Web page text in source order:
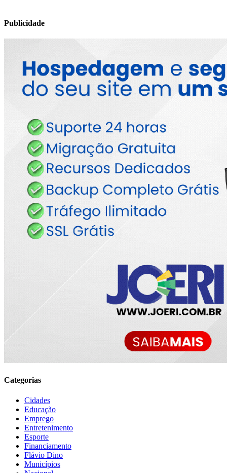
Publicidade
Categorias
Cidades
Educação
Emprego
Entretenimento
Esporte
Financiamento
Flávio Dino
Municípios